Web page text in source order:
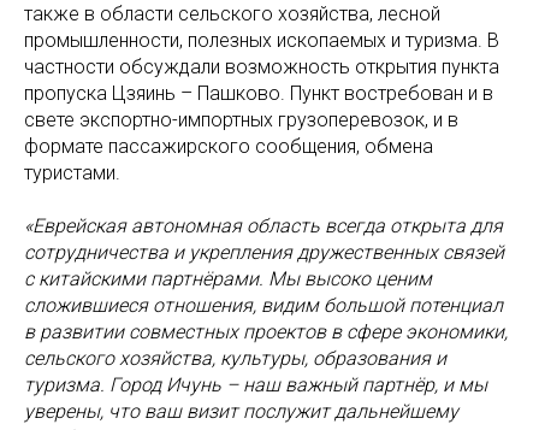
также в области сельского хозяйства, лесной
промышленности, полезных ископаемых и туризма. В
частности обсуждали возможность открытия пункта
пропуска Цзяинь – Пашково. Пункт востребован и в
свете экспортно-импортных грузоперевозок, и в
формате пассажирского сообщения, обмена
туристами.
«Еврейская автономная область всегда открыта для
сотрудничества и укрепления дружественных связей
с китайскими партнёрами. Мы высоко ценим
сложившиеся отношения, видим большой потенциал
в развитии совместных проектов в сфере экономики,
сельского хозяйства, культуры, образования и
туризма. Город Ичунь – наш важный партнёр, и мы
уверены, что ваш визит послужит дальнейшему